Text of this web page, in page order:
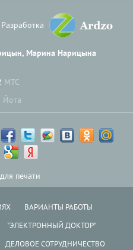
Разработка
Марина Нарицына
МТС
Йота
печати
ВАРИАНТЫ РАБОТЫ
"ЭЛЕКТРОННЫЙ ДОКТОР"
ДЕЛОВОЕ СОТРУДНИЧЕСТВО